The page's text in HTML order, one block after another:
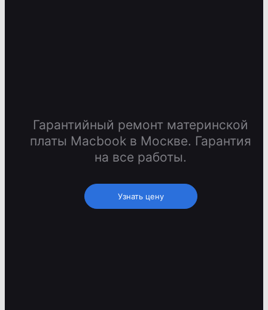
Гарантийный ремонт материнской
платы Macbook в Москве. Гарантия
на все работы.
Узнать цену